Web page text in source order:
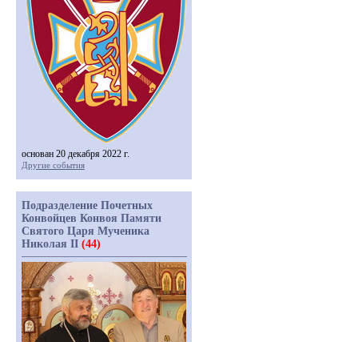
основан 20 декабря 2022 г.
Другие события
Подразделение Почетных
Конвойцев Конвоя Памяти
Святого Царя Мученика
Николая II (44)